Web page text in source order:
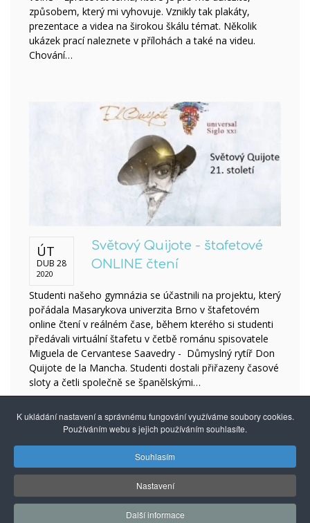
způsobem, který mi vyhovuje. Vznikly tak plakáty,
prezentace a videa na širokou škálu témat. Několik
ukázek prací naleznete v přílohách a také na videu.
Chování…
ÚT
DUB 28
2020
Světový Quijote - štafetové
ONLINE čtení
Studenti našeho gymnázia se účastnili na projektu, který
pořádala Masarykova univerzita Brno v štafetovém
online čtení v reálném čase, během kterého si studenti
předávali virtuální štafetu v četbě románu spisovatele
Miguela de Cervantese Saavedry - Důmyslný rytíř Don
Quijote de la Mancha. Studenti dostali přiřazeny časové
sloty a četli společně se španělskými…
Gymnázium mezinárodních a veřejných
vztahů Praha s.r.o.| Kuncova 1580, 155 00 Praha 5, +420
251 550 846 |info@gmvv.cz
Správu převzal: Agionet.cz
K ukládání nastavení a správnému fungování využíváme soubory cookies.
Používáním webu s jejich používáním souhlasíte.
Souhlasím
Nastavení
Další informace